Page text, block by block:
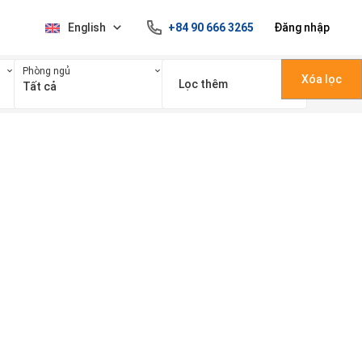
English +84 90 666 3265 Đăng nhập
Phòng ngủ
Tất cả Lọc thêm Xóa lọc